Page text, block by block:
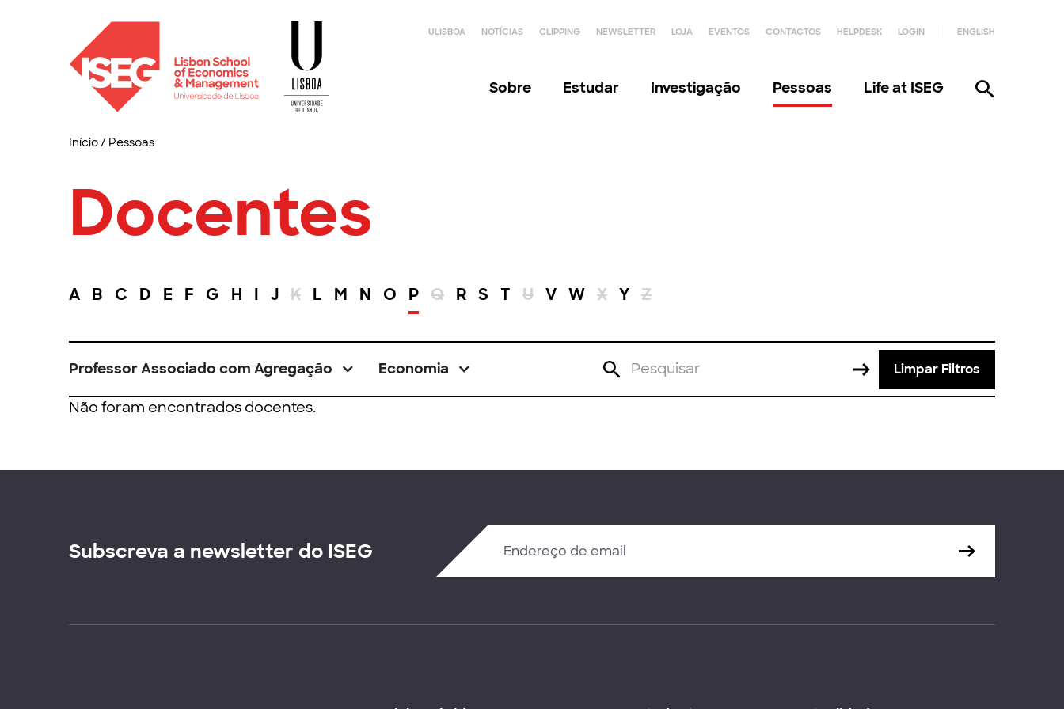
ULISBOA NOTÍCIAS CLIPPING NEWSLETTER LOJA EVENTOS CONTACTOS HELPDESK LOGIN ENGLISH
Sobre Estudar Investigação Pessoas Life at ISEG
Início/ Pessoas
Docentes
A B C D E F G H I J K L M N O P Q R S T U V W X Y Z
Professor Associado com Agregação Economia Limpar Filtros
Não foram encontrados docentes.
Subscreva a newsletter do ISEG